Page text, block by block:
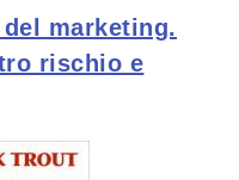
marketing.
rischio e